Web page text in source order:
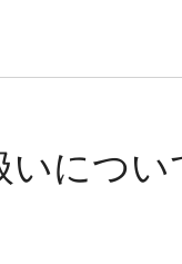
いについ